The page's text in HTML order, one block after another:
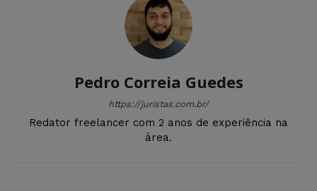
Pedro Correia Guedes
https://juristas.com.br/
Redator freelancer com 2 anos de experiência na
área.